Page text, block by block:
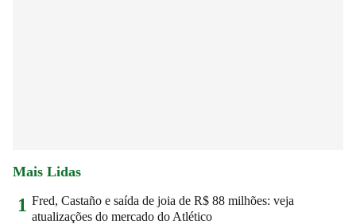
Mais Lidas
1 Fred, Castaño e saída de joia de R$ 88 milhões: veja
atualizações do mercado do Atlético